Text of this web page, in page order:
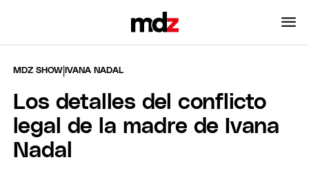
MDZ SHOW | IVANA NADAL
Los detalles del conflicto
legal de la madre de Ivana
Nadal